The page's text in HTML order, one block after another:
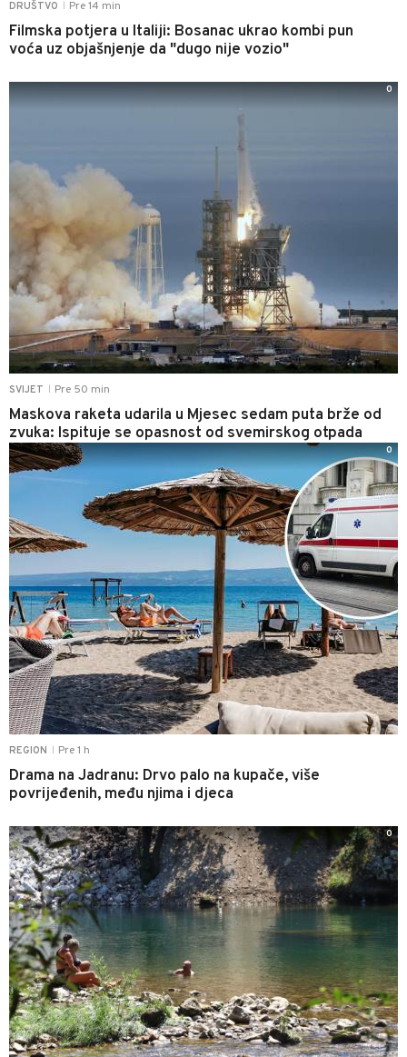
DRUŠTVO Pre 14 min
Filmska potjera u Italiji: Bosanac ukrao kombi pun
voća uz objašnjenje da "dugo nije vozio"
SVIJET Pre 50 min
Maskova raketa udarila u Mjesec sedam puta brže od
zvuka: Ispituje se opasnost od svemirskog otpada
0
REGION Pre 1 h
Drama na Jadranu: Drvo palo na kupače, više
povrijeđenih, među njima i djeca
0
0